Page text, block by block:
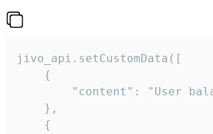
jivo_api.setCustomData([
    {
"content": "User
    },
    {